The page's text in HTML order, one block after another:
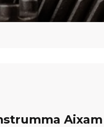
Aixam